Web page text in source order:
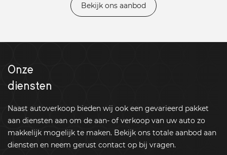
Bekijk ons aanbod
Onze
diensten
Naast autoverkoop bieden wij ook een gevarieerd pakket
aan diensten aan om de aan- of verkoop van uw auto zo
makkelijk mogelijk te maken. Bekijk ons totale aanbod aan
diensten en neem gerust contact op bij vragen.